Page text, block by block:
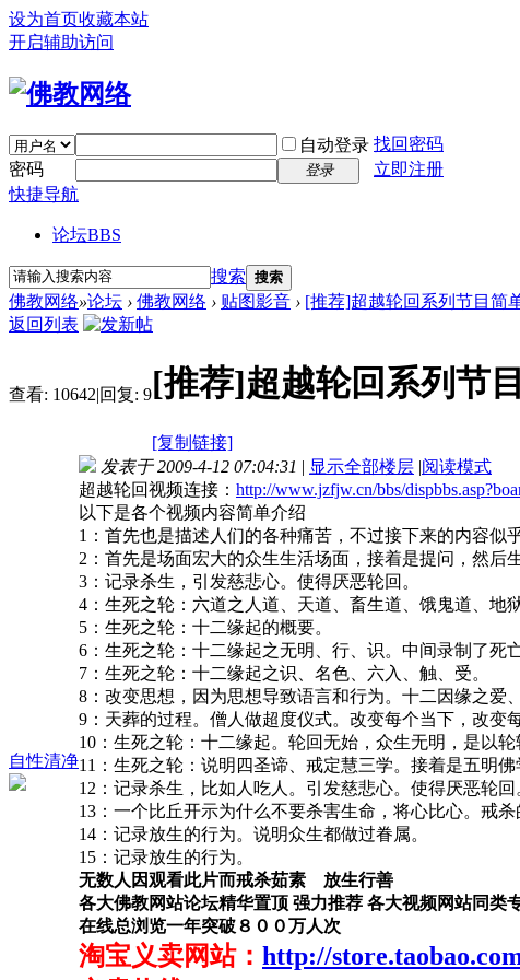
设为首页收藏本站
开启辅助访问
自动登录 找回密码
密码
登录
立即注册
快捷导航
论坛BBS
搜索 搜索
佛教网络»论坛 › 佛教网络 › 贴图影音 › [推荐]超越轮回系列节目简
返回列表
查看: 10642|回复: 9[推荐]超越轮回系列节
[复制链接]
自性清净
发表于 2009-4-12 07:04:31 | 显示全部楼层 |阅读模式
超越轮回视频连接： http://www.jzfjw.cn/bbs/
以下是各个视频内容简单介绍
1：首先也是描述人们的各种痛苦，不过接下来的内容似
2：首先是场面宏大的众生生活场面，接着是提问，然后
3：记录杀生，引发慈悲心。使得厌恶轮回。
4：生死之轮：六道之人道、天道、畜生道、饿鬼道、地
5：生死之轮：十二缘起的概要。
6：生死之轮：十二缘起之无明、行、识。中间录制了死
7：生死之轮：十二缘起之识、名色、六入、触、受。
8：改变思想，因为思想导致语言和行为。十二因缘之爱
9：天葬的过程。僧人做超度仪式。改变每个当下，改变
10：生死之轮：十二缘起。轮回无始，众生无明，是以轮
11：生死之轮：说明四圣谛、戒定慧三学。接着是五明
12：记录杀生，比如人吃人。引发慈悲心。使得厌恶轮回
13：一个比丘开示为什么不要杀害生命，将心比心。戒
14：记录放生的行为。说明众生都做过眷属。
15：记录放生的行为。
无数人因观看此片而戒杀茹素 放生行善
各大佛教网站论坛精华置顶 强力推荐 各大视频网站同类
在线总浏览一年突破８００万人次
淘宝义卖网站： http://